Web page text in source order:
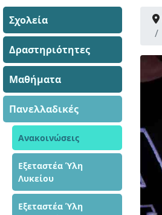
Σχολεία
Δραστηριότητες
Μαθήματα
Πανελλαδικές
Ανακοινώσεις
Εξεταστέα Ύλη
Λυκείου
Εξεταστέα Ύλη